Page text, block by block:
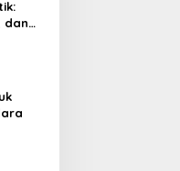
dan